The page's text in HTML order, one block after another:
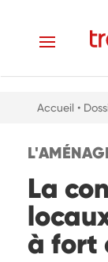
Accueil •
La
à fort